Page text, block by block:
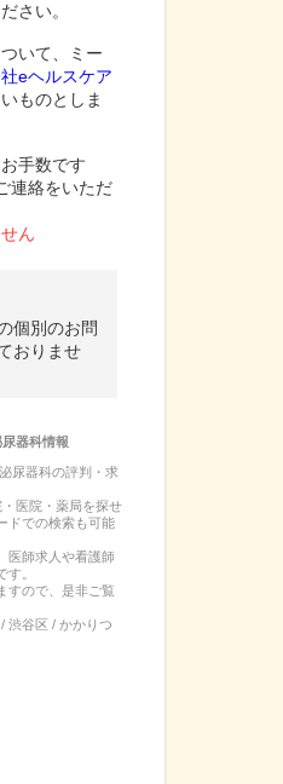
さい。
いて、ミー
eヘルスケア
ものとしま
手数です
連絡をいただ
ん
個別のお問
おりませ
器科情報
尿器科の評判・求
医院・薬局を探せ
ドでの検索も可能
医師求人や看護師
。
すので、是非ご覧
渋谷区 / かかりつ